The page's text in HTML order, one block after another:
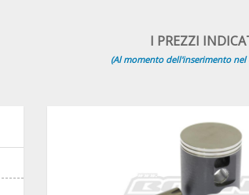
I PREZZI
(Al momento dell'inserimento